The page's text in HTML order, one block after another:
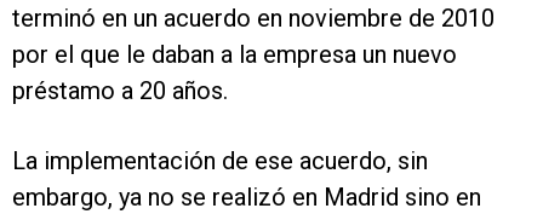
terminó en un acuerdo en noviembre de 2010
por el que le daban a la empresa un nuevo
préstamo a 20 años.
La implementación de ese acuerdo, sin
embargo, ya no se realizó en Madrid sino en